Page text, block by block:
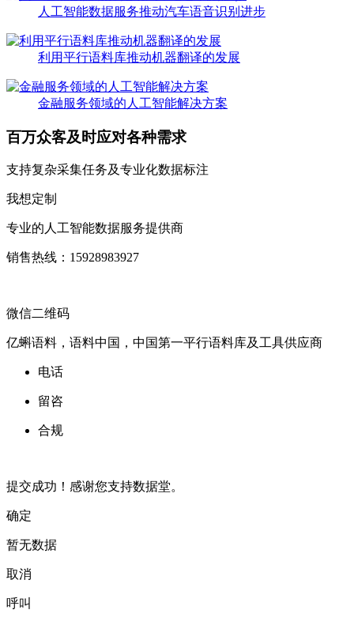
人工智能数据服务推动汽车语音识别进步
利用平行语料库推动机器翻译的发展
金融服务领域的人工智能解决方案
百万众客及时应对各种需求
支持复杂采集任务及专业化数据标注
我想定制
专业的人工智能数据服务提供商
销售热线：15928983927
微信二维码
亿蝌语料，语料中国，中国第一平行语料库及工具供应商
电话
留咨
合规
提交成功！感谢您支持数据堂。
确定
暂无数据
取消
呼叫